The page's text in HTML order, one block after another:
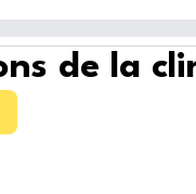
de la